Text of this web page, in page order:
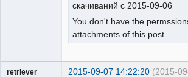
скачиваний с 2015-09-06
You don't have the
attachments of this post.
retriever 2015-09-07 14:22:20 (2015-